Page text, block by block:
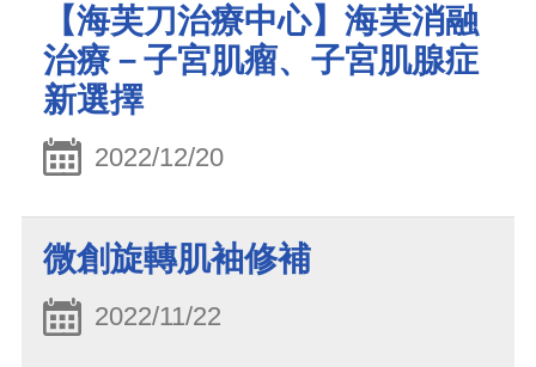
【海芙刀治療中心】海芙消融
治療－子宮肌瘤、子宮肌腺症
新選擇
2022/12/20
微創旋轉肌袖修補
2022/11/22